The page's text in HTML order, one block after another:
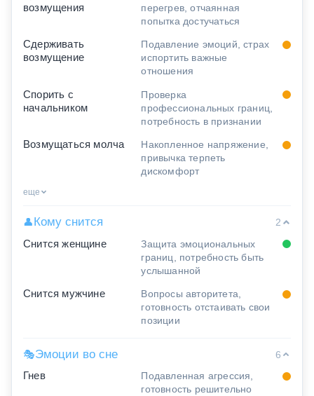
возмущения
перегрев, отчаянная
попытка достучаться
Сдерживать
возмущение
Подавление эмоций, страх
испортить важные
отношения
Спорить с
начальником
Проверка
профессиональных границ,
потребность в признании
Возмущаться молча
Накопленное напряжение,
привычка терпеть
дискомфорт
еще
👤Кому снится
2
Снится женщине
Защита эмоциональных
границ, потребность быть
услышанной
Снится мужчине
Вопросы авторитета,
готовность отстаивать свои
позиции
🎭Эмоции во сне
6
Гнев
Подавленная агрессия,
готовность решительно